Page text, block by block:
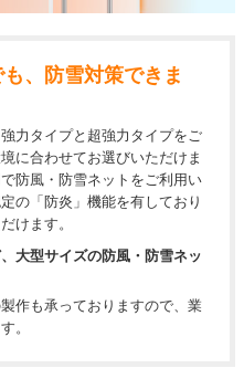
、防雪対策できま
力タイプと超強力タイプをご
に合わせてお選びいただけま
防風・防雪ネットをご利用い
の「防炎」機能を有しており
けます。
大型サイズの防風・防雪ネッ
作も承っておりますので、業
。